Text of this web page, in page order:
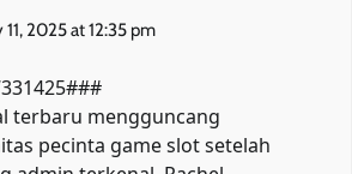
11, 2025 at 12:35 pm
terbaru mengguncang
pecinta game slot setelah